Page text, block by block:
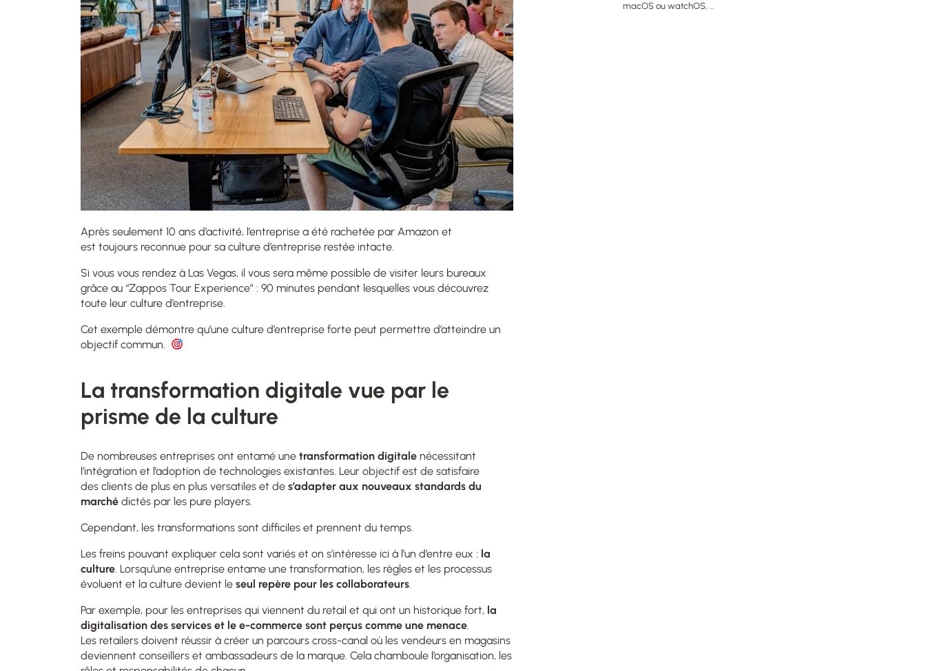
Après seulement 10 ans d’activité, l’entreprise a été rachetée par Amazon et
est toujours reconnue pour sa culture d’entreprise restée intacte.
Si vous vous rendez à Las Vegas, il vous sera même possible de visiter leurs bureaux
grâce au “Zappos Tour Experience” : 90 minutes pendant lesquelles vous découvrez
toute leur culture d’entreprise.
Cet exemple démontre qu’une culture d’entreprise forte peut permettre d’atteindre un
objectif commun.
La transformation digitale vue par le
prisme de la culture
De nombreuses entreprises ont entamé une transformation digitale nécessitant
l’intégration et l’adoption de technologies existantes. Leur objectif est de satisfaire
des clients de plus en plus versatiles et de s’adapter aux nouveaux standards du
marché dictés par les pure players.
Cependant, les transformations sont difficiles et prennent du temps.
Les freins pouvant expliquer cela sont variés et on s’intéresse ici à l’un d’entre eux : la
culture. Lorsqu’une entreprise entame une transformation, les règles et les processus
évoluent et la culture devient le seul repère pour les collaborateurs.
Par exemple, pour les entreprises qui viennent du retail et qui ont un historique fort, la
digitalisation des services et le e-commerce sont perçus comme une menace.
Les retailers doivent réussir à créer un parcours cross-canal où les vendeurs en magasins
deviennent conseillers et ambassadeurs de la marque. Cela chamboule l’organisation, les
macOS ou watchOS, ...